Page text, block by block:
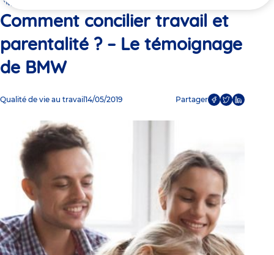
ici
BMW
Comment concilier travail et
parentalité ? – Le témoignage
de BMW
Qualité de vie au travail 14/05/2019 Partager